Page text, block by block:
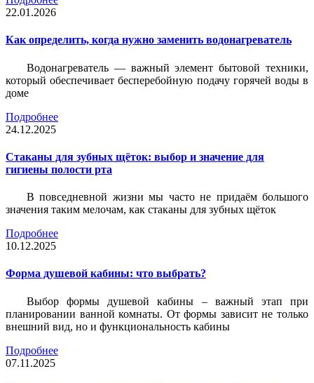
22.01.2026
Как определить, когда нужно заменить водонагреватель
Водонагреватель — важный элемент бытовой техники,
который обеспечивает бесперебойную подачу горячей воды в
доме
Подробнее
24.12.2025
Стаканы для зубных щёток: выбор и значение для
гигиены полости рта
В повседневной жизни мы часто не придаём большого
значения таким мелочам, как стаканы для зубных щёток
Подробнее
10.12.2025
Форма душевой кабины: что выбрать?
Выбор формы душевой кабины – важный этап при
планировании ванной комнаты. От формы зависит не только
внешний вид, но и функциональность кабины
Подробнее
07.11.2025